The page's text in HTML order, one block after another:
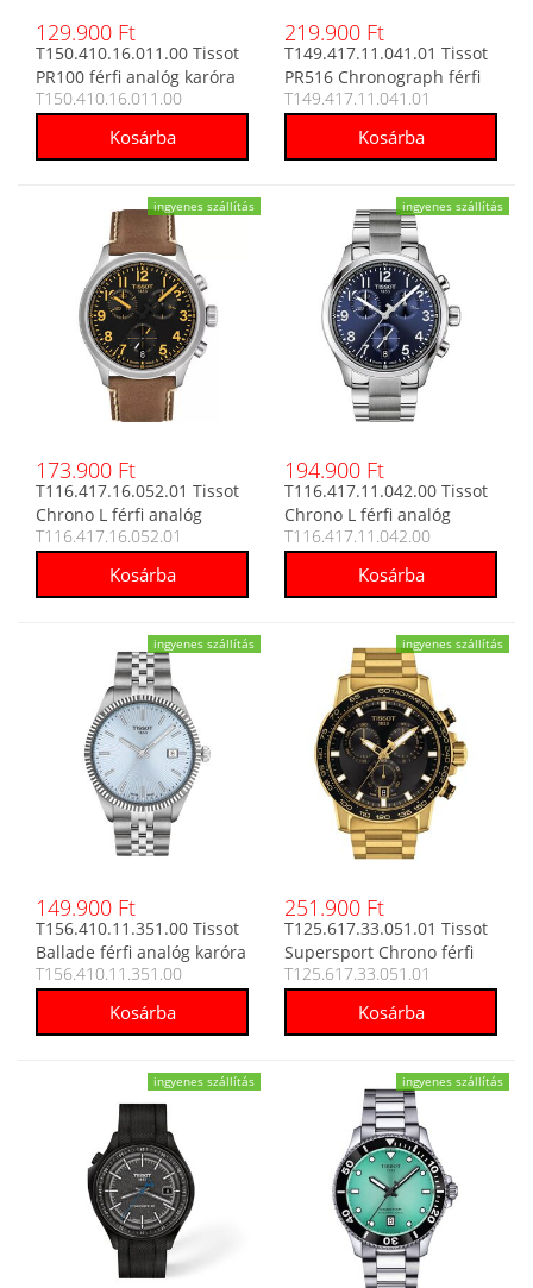
129.900 Ft
T150.410.16.011.00 Tissot
PR100 férfi analóg karóra
T150.410.16.011.00
219.900 Ft
T149.417.11.041.01 Tissot
PR516 Chronograph férfi
analóg karóra
T149.417.11.041.01
ingyenes szállítás
173.900 Ft
T116.417.16.052.01 Tissot
Chrono L férfi analóg
karóra
T116.417.16.052.01
ingyenes szállítás
194.900 Ft
T116.417.11.042.00 Tissot
Chrono L férfi analóg
karóra
T116.417.11.042.00
ingyenes szállítás
149.900 Ft
T156.410.11.351.00 Tissot
Ballade férfi analóg karóra
T156.410.11.351.00
ingyenes szállítás
251.900 Ft
T125.617.33.051.01 Tissot
Supersport Chrono férfi
analóg karóra
T125.617.33.051.01
ingyenes szállítás ingyenes szállítás